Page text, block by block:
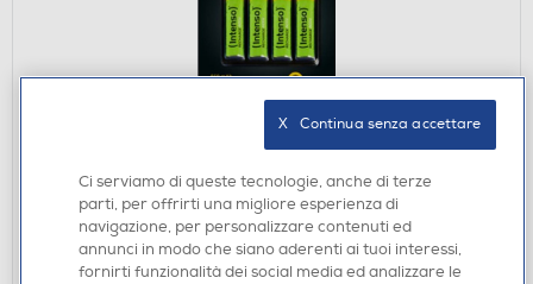
INTENSO - BATTERIE ENERGY ECO AAA HR03
850MAH-VERDE/GIALLO
€ 7,49
Acquisto online: disponibile
Ritiro in negozio:non disponibile
Ci serviamo di queste tecnologie, anche di terze
parti, per offrirti una migliore esperienza di
navigazione, per personalizzare contenuti ed
annunci in modo che siano aderenti ai tuoi interessi,
fornirti funzionalità dei social media ed analizzare le
X   Continua senza accettare